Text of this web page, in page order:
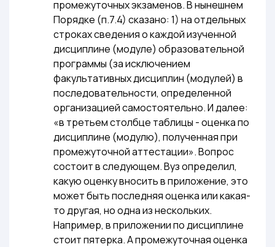
промежуточных экзаменов. В нынешнем
Порядке (п.7.4) сказано: 1) на отдельных
строках сведения о каждой изученной
дисциплине (модуле) образовательной
программы (за исключением
факультативных дисциплин (модулей) в
последовательности, определенной
организацией самостоятельно. И далее:
«в третьем столбце таблицы - оценка по
дисциплине (модулю), полученная при
промежуточной аттестации». Вопрос
состоит в следующем. Вуз определил,
какую оценку вносить в приложение, это
может быть последняя оценка или какая-
то другая, но одна из нескольких.
Например, в приложении по дисциплине
стоит пятерка. А промежуточная оценка